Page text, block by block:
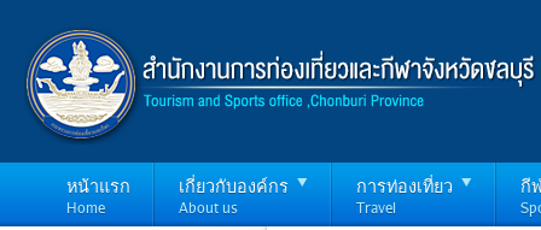
หน้าแรก
Home
เกี่ยวกับองค์กร
About us
การท่องเที่ยว
Travel
กี